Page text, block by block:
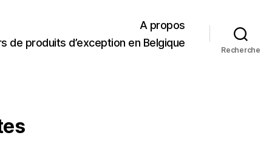
A propos
de produits d’exception en Belgique
Recherche